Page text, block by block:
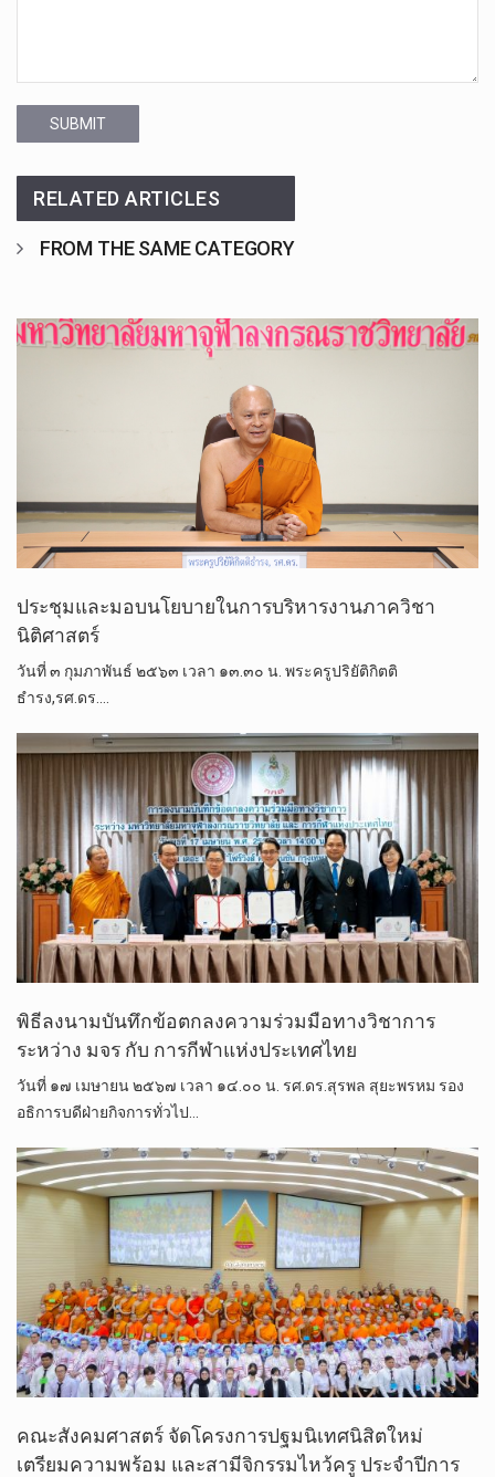
SUBMIT
RELATED ARTICLES
FROM THE SAME CATEGORY
ประชุมและมอบนโยบายในการบริหารงานภาควิชา
นิติศาสตร์
วันที่ ๓ กุมภาพันธ์ ๒๕๖๓ เวลา ๑๓.๓๐ น. พระครูปริยัติกิตติ
ธำรง,รศ.ดร.…
พิธีลงนามบันทึกข้อตกลงความร่วมมือทางวิชาการ
ระหว่าง มจร กับ การกีฬาแห่งประเทศไทย
วันที่ ๑๗ เมษายน ๒๕๖๗ เวลา ๑๔.๐๐ น. รศ.ดร.สุรพล สุยะพรหม รอง
อธิการบดีฝ่ายกิจการทั่วไป…
คณะสังคมศาสตร์ จัดโครงการปฐมนิเทศนิสิตใหม่
เตรียมความพร้อม และสามีจิกรรมไหว้ครู ประจำปีการ